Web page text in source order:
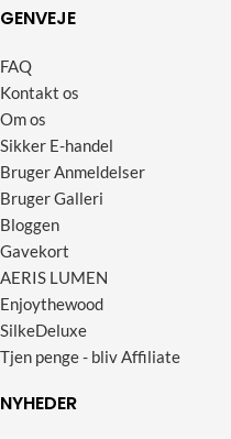
GENVEJE
FAQ
Kontakt os
Om os
Sikker E-handel
Bruger Anmeldelser
Bruger Galleri
Bloggen
Gavekort
AERIS LUMEN
Enjoythewood
SilkeDeluxe
Tjen penge - bliv Affiliate
NYHEDER